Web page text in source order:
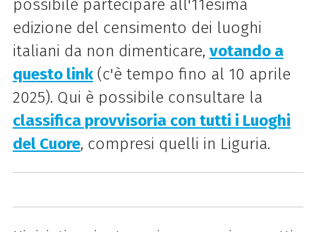
possibile partecipare all'11esima
edizione del censimento dei luoghi
italiani da non dimenticare, votando a
questo link(c'è tempo fino al 10 aprile
2025). Qui è possibile consultare la
classifica provvisoria con tutti i Luoghi
del Cuore, compresi quelli in Liguria.